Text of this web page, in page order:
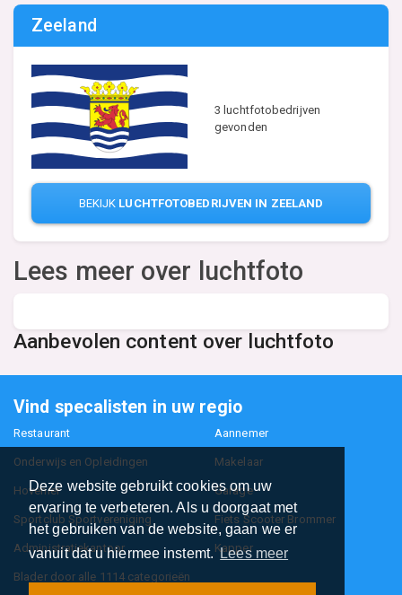
Deze website gebruikt cookies om uw
ervaring te verbeteren. Als u doorgaat met
het gebruiken van de website, gaan we er
vanuit dat u hiermee instemt.Lees meer
Zeeland
3 luchtfotobedrijven
gevonden
BEKIJK LUCHTFOTOBEDRIJVEN IN ZEELAND
Lees meer over luchtfoto
Aanbevolen content over luchtfoto
Vind specalisten in uw regio
Restaurant Aannemer
Onderwijs en Opleidingen Makelaar
Hovenier Garage
Sportclub Sportvereniging Fiets Scooter Brommer
Administratiekantoor Kapper
Blader door alle 1114 categorieën